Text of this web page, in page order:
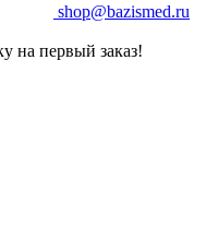
shop@bazismed.ru
на первый заказ!